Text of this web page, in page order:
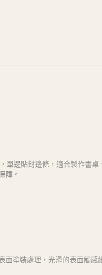
單邊貼封邊條，適合製作書
障。
面塗裝處理，光滑的表面觸